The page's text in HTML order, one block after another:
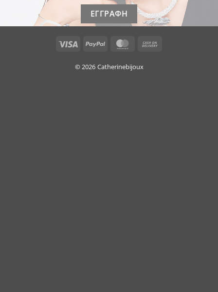
Visa PayPal MasterCard
© 2026 Catherinebijoux